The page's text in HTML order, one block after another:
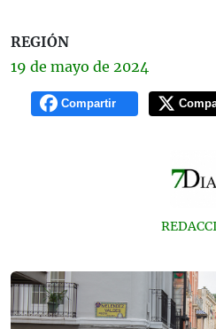
REGIÓN
19 de mayo de 2024
Compartir